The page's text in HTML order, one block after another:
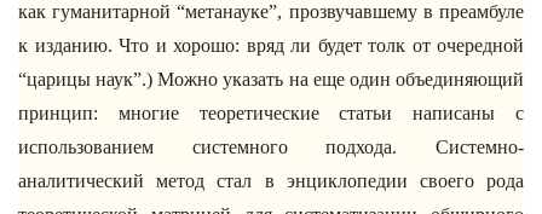
как гуманитарной “метанауке”, прозвучавшему в преамбуле
к изданию. Что и хорошо: вряд ли будет толк от очередной
“царицы наук”.) Можно указать на еще один объединяющий
принцип: многие теоретические статьи написаны с
использованием системного подхода. Системно-
аналитический метод стал в энциклопедии своего рода